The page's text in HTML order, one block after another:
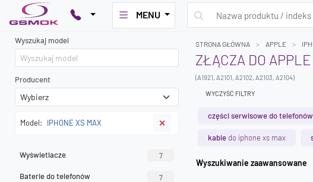
MENU
Wyszukaj model
Producent
Model: IPHONE XS MAX ✕
Wyświetlacze 7
Baterie do telefonów 7
STRONA GŁÓWNA APPLE
ZŁĄCZA DO
(A1921, A2101, A2102, A2103, A2104)
WYCZYŚĆ FILTRY
części serwisowe do telefonów
kable do iphone xs max
Wyszukiwanie zaawansowane